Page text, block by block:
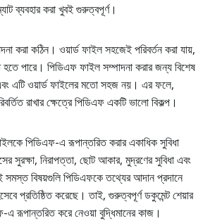
ব্যবহার করা খুবই গুরুত্বপূর্ণ।
করা কঠিন। ওয়ার্ড ফাইল সহজেই পরিবর্তন করা যায়,
পারে। পিডিএফ ফাইল সম্পাদনা করার জন্য বিশেষ
এটি ওয়ার্ড ফাইলের মতো সহজ নয়। এর ফলে,
রাখার ক্ষেত্রে পিডিএফ একটি ভালো বিকল্প।
পিডিএফ-এ রূপান্তরিত করার একাধিক সুবিধা
সুরক্ষা, নিরাপত্তা, ছোট আকার, মুদ্রণের সুবিধা এবং
সমস্ত বিষয়গুলি পিডিএফকে তথ্যের আদান প্রদানে
প্রতিষ্ঠিত করেছে। তাই, গুরুত্বপূর্ণ ডকুমেন্ট শেয়ার
রূপান্তরিত করে নেওয়া বুদ্ধিমানের কাজ।